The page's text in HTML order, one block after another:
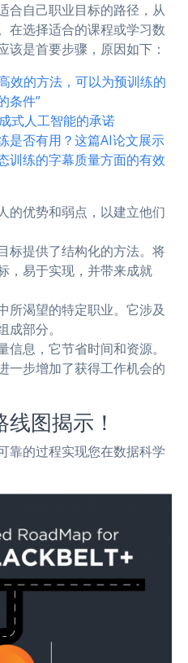
合自己职业目标的路径，从
在选择适合的课程或学习数
该是首要步骤，原因如下：
效的方法，可以为预训练的
条件”
式人工智能的承诺
是否有用？这篇AI论文展示
训练的字幕质量方面的有效
的优势和弱点，以建立他们
标提供了结构化的方法。将
，易于实现，并带来成就
所渴望的特定职业。它涉及
部分。
息，它节省时间和资源。
一步增加了获得工作机会的
图揭示！
靠的过程实现您在数据科学